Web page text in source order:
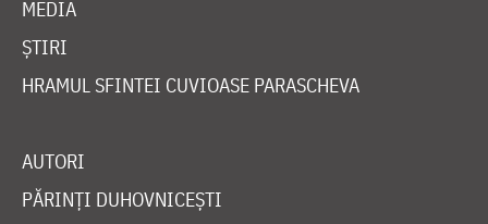
MEDIA
ȘTIRI
HRAMUL SFINTEI CUVIOASE PARASCHEVA
AUTORI
PĂRINȚI DUHOVNICEȘTI